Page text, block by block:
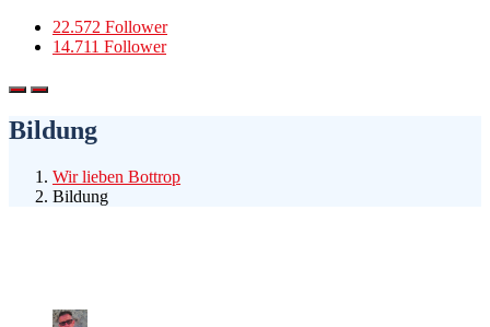
22.572 Follower
14.711 Follower
Bildung
Wir lieben Bottrop
Bildung